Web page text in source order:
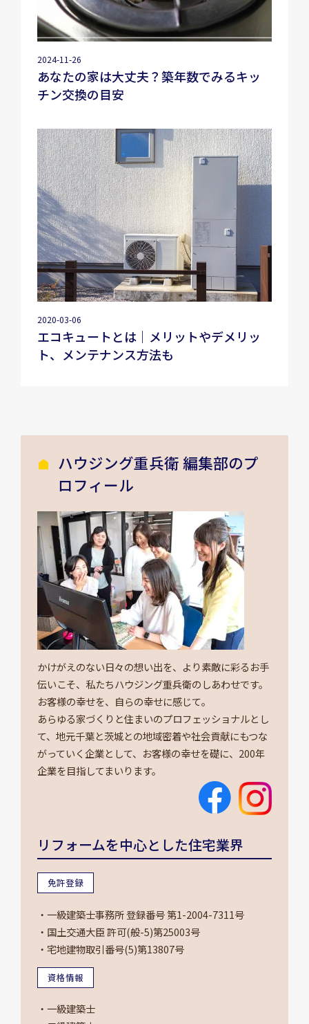
2024-11-26
あなたの家は大丈夫？築年数でみるキッ
チン交換の目安
2020-03-06
エコキュートとは｜メリットやデメリッ
ト、メンテナンス方法も
ハウジング重兵衛 編集部のプ
ロフィール
かけがえのない日々の想い出を、より素敵に彩るお手
伝いこそ、私たちハウジング重兵衛のしあわせです。
お客様の幸せを、自らの幸せに感じて。
あらゆる家づくりと住まいのプロフェッショナルとし
て、地元千葉と茨城との地域密着や社会貢献にもつな
がっていく企業として、お客様の幸せを礎に、200年
企業を目指してまいります。
リフォームを中心とした住宅業界
免許登録
・一級建築士事務所 登録番号 第1-2004-7311号
・国土交通大臣 許可(般-5)第25003号
・宅地建物取引番号(5)第13807号
資格情報
・一級建築士